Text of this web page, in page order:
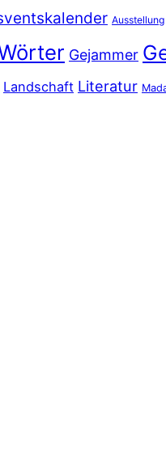
Ausstellung
Gejammer
Landschaft Literatur